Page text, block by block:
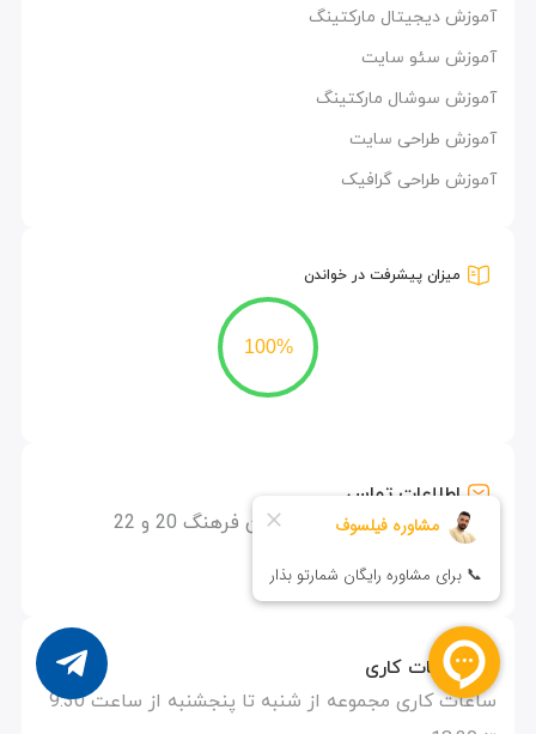
آموزش دیجیتال مارکتینگ
آموزش سئو سایت
آموزش سوشال مارکتینگ
آموزش طراحی سایت
آموزش طراحی گرافیک
میزان پیشرفت در خواندن
100%
اطلاعات تماس
مشهد – بلوار فرهنگ – بین فرهنگ 20 و 22
09038790815
ساعات کاری
ساعات کاری مجموعه از شنبه تا پنجشنبه از ساعت 9:30